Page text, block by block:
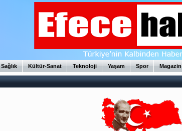
Sağlık Kültür-Sanat Teknoloji Yaşam Spor Magazin